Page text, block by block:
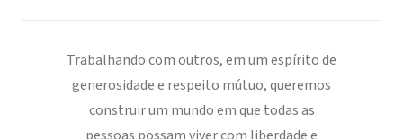
Trabalhando com outros, em um espírito de
generosidade e respeito mútuo, queremos
construir um mundo em que todas as